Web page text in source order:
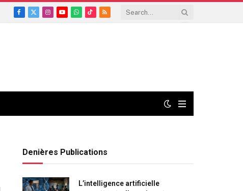
Facebook
X
Instagram
YouTubeWhatsApp
TikTok
RSS
Denières Publications
L’intelligence artificielle